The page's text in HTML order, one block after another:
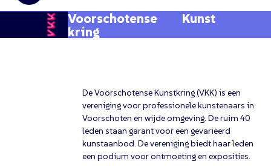
Voorschotense Kunst
kring
De Voorschotense Kunstkring (VKK) is een
vereniging voor professionele kunstenaars in
Voorschoten en wijde omgeving. De ruim 40
leden staan garant voor een gevarieerd
kunstaanbod. De vereniging biedt haar leden
een podium voor ontmoeting en exposities.